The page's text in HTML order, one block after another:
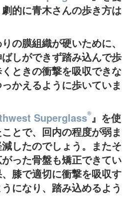
的に青木さんの歩き方は
の膜組織が硬いために、
しができず踏み込んで歩
ときの衝撃を吸収できな
かえるように歩いていま
Superglass®』を使
とで、回内の程度が弱ま
したのでしょう。またそ
った骨盤も矯正できてい
膝で適切に衝撃を吸収す
になり、踏み込めるよう